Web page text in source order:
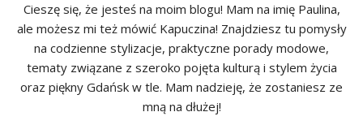
Cieszę się, że jesteś na moim blogu! Mam na imię Paulina,
ale możesz mi też mówić Kapuczina! Znajdziesz tu pomysły
na codzienne stylizacje, praktyczne porady modowe,
tematy związane z szeroko pojęta kulturą i stylem życia
oraz piękny Gdańsk w tle. Mam nadzieję, że zostaniesz ze
mną na dłużej!